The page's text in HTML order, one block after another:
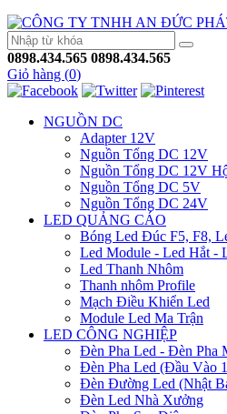
0898.434.565 0898.434.565
Giỏ hàng (0)
NGUỒN DC
Adapter 12V
Nguồn Tổng DC 12V
Nguồn Tổng DC 12V
Nguồn Tổng DC 5V
Nguồn Tổng DC 24V
LED QUẢNG CÁO
Bóng Led Đúc F5, F8,
Led Module - Led Hắt -
Led Thanh Nhôm
Thanh nhôm Profile
Mạch Điều Khiển Led
Module Led Ma Trận
LED CÔNG NGHIỆP
Đèn Pha Led - Đèn Pha
Đèn Pha Led (Đầu Vào
Đèn Đường Led (Nhật
Đèn Led Nhà Xưởng